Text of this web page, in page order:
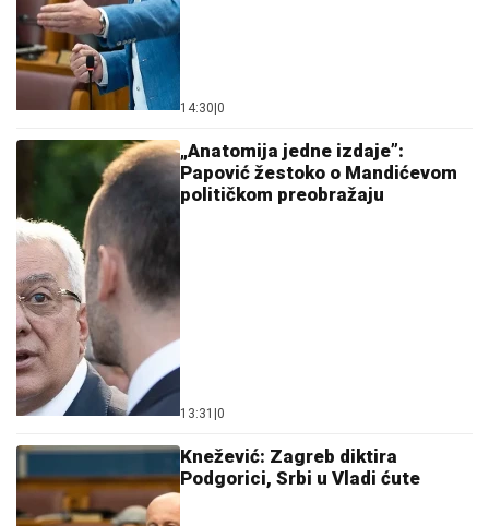
14:30|0
„Anatomija jedne izdaje”:
Papović žestoko o Mandićevom
političkom preobražaju
13:31 |0
Knežević: Zagreb diktira
Podgorici, Srbi u Vladi ćute